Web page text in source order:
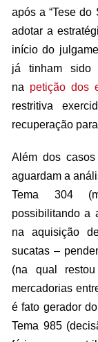
após a “Tese do
adotar a
início do
já tinham sido
na petição dos
restritiva
recuperação
Além dos
aguardam a
Tema 304
possibilitando a
na aquisição
sucatas –
(na qual
mercadorias
é fato gerador
Tema 985